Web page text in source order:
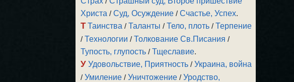
Христа /Суд, Осуждение /Счастье, Успех.
Т Таинства /Таланты /Тело, плоть /Терпение
/Технологии /Толкование Св.Писания /
Тупость, глупость /Тщеславие.
У Удовольствие, Приятность /Украина, война
/Умиление /Уничтожение /Уродство,